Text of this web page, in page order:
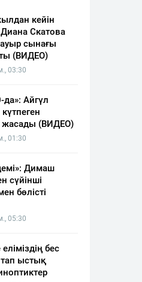
кейін
Скатова
ауыр сынағы
(ВИДЕО)
03:30
Айгүл
жасады (ВИДЕО)
01:30
Димаш
сүйінші
бөлісті
05:30
бес
ыстық